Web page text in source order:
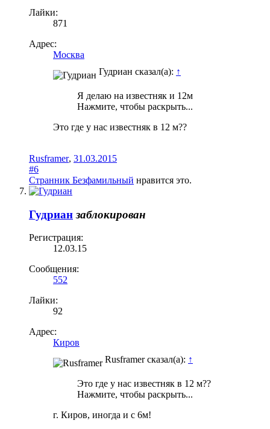
Лайки:
871
Адрес:
Москва
Гудриан сказал(а): ↑
Я делаю на известняк и 12м
Нажмите, чтобы раскрыть...
Это где у нас известняк в 12 м??
Rusframer, 31.03.2015
#6
Странник Безфамильный нравится это.
Гудриан заблокирован
Регистрация:
12.03.15
Сообщения:
552
Лайки:
92
Адрес:
Киров
Rusframer сказал(а): ↑
Это где у нас известняк в 12 м??
Нажмите, чтобы раскрыть...
г. Киров, иногда и с 6м!